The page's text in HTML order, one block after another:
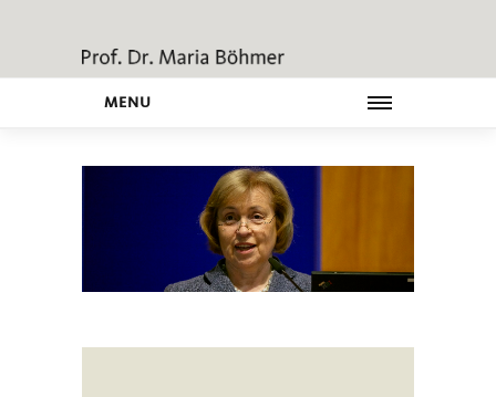
MENU